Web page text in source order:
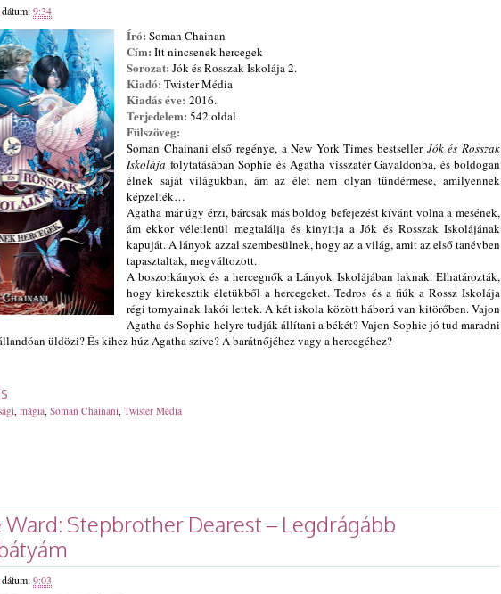
dátum:9:34
Író: Soman Chainan
Cím: Itt nincsenek hercegek
Sorozat: Jók ésRosszak Iskolája 2.
Kiadó: Twister Média
Kiadás éve: 2016.
Terjedelem: 542 oldal
Fülszöveg:
Soman ​​Chainani első regénye, a New York Times bestseller Jók és Rosszak
Iskolája folytatásában Sophie és Agatha visszatér Gavaldonba, és boldogan
élnek saját világukban, ám az élet nem olyan tündérmese, amilyennek
képzelték…
Agatha már úgy érzi, bárcsak más boldog befejezést kívánt volna a mesének,
ám ekkor véletlenül megtalálja és kinyitja a Jók és Rosszak Iskolájának
kapuját. A lányok azzal szembesülnek, hogy az a világ, amit az első tanévben
tapasztaltak, megváltozott.
A boszorkányok és a hercegnők a Lányok Iskolájában laknak. Elhatározták,
hogy kirekesztik életükből a hercegeket. Tedros és a fiúk a Rossz Iskolája
régi tornyainak lakói lettek. A két iskola között háború van kitörőben. Vajon
Agatha és Sophie helyre tudják állítani a békét? Vajon Sophie jó tud maradni
üldözi? És kihez húz Agatha szíve? A barátnőjéhez vagy a hercegéhez?
mágia Soman Chainani Twister Média
Ward: Stepbrother ​Dearest – Legdrágább
dátum:9:03